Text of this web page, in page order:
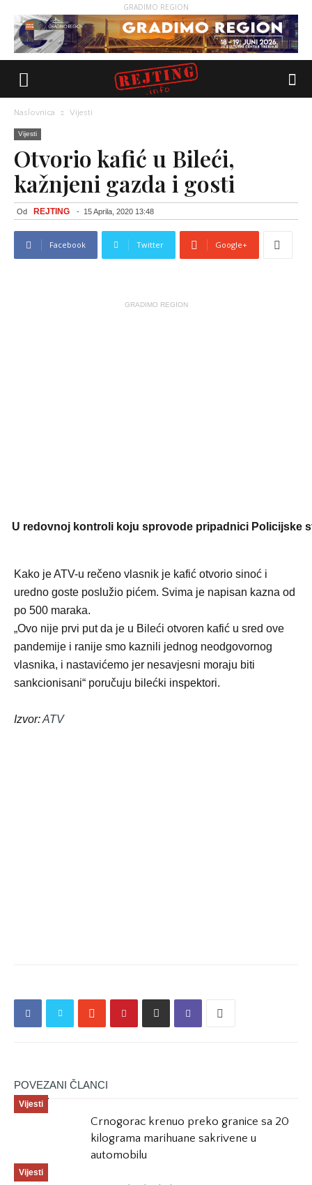
GRADIMO REGION
Naslovnica Vijesti
Vijesti
Otvorio kafić u Bileći,
kažnjeni gazda i gosti
Od REJTING - 15 Aprila, 2020 13:48
Facebook Twitter Google+
GRADIMO REGION
U redovnoj kontroli koju sprovode pripadnici Policijske
Kako je ATV-u rečeno vlasnik je kafić otvorio sinoć i
uredno goste poslužio pićem. Svima je napisan kazna od
po 500 maraka.
„Ovo nije prvi put da je u Bileći otvoren kafić u sred ove
pandemije i ranije smo kaznili jednog neodgovornog
vlasnika, i nastavićemo jer nesavjesni moraju biti
sankcionisani“ poručuju bilećki inspektori.
Izvor:ATV
POVEZANI ČLANCI
Vijesti
Crnogorac krenuo preko granice sa 20
kilograma marihuane sakrivene u
automobilu
Vijesti